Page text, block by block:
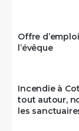
Offre
l’évêque
Incendie à
tout autour,
les